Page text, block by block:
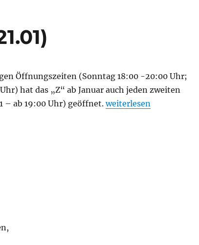
Öffnungszeiten (Sonntag 18:00 -20:00 Uhr;
hat das „Z“ ab Januar auch jeden zweiten
– ab 19:00 Uhr) geöffnet.„Samstag Z (07.01 &
weiterlesen